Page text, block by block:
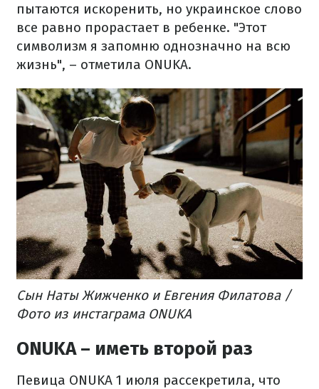
пытаются искоренить, но украинское слово
все равно прорастает в ребенке. "Этот
символизм я запомню однозначно на всю
жизнь", – отметила ONUKA.
Сын Наты Жижченко и Евгения Филатова /
Фото из инстаграма ONUKA
ONUKA – иметь второй раз
Певица ONUKA 1 июля рассекретила, что